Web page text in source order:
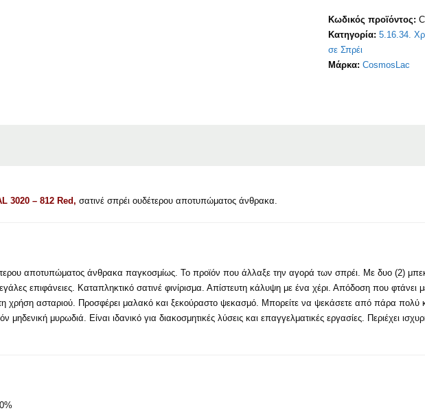
Red
ποσότητα
Κωδικός προϊόντος:
Κατηγορία: 5.16.34.
σε Σπρέι
Μάρκα: CosmosLac
3020 – 812 Red, σατινέ σπρέι ουδέτερου αποτυπώματος άνθρακα.
αποτυπώματος άνθρακα παγκοσμίως. Το προϊόν που άλλαξε την αγορά των σπρέι. Με δυο (2)
επιφάνειες. Καταπληκτικό σατινέ φινίρισμα. Απίστευτη κάλυψη με ένα χέρι. Απόδοση που φτάνει
χρήση ασταριού. Προσφέρει μαλακό και ξεκούραστο ψεκασμό. Μπορείτε να ψεκάσετε από πάρα πολύ
μηδενική μυρωδιά. Είναι ιδανικό για διακοσμητικές λύσεις και επαγγελματικές εργασίες. Περιέχει